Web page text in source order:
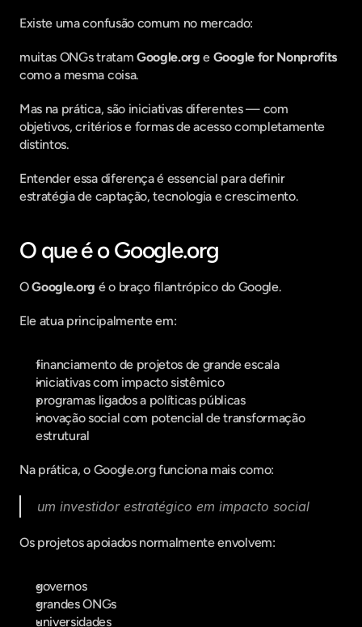
Existe uma confusão comum no mercado:
muitas ONGs tratam Google.org e Google for Nonprofits
como a mesma coisa.
Mas na prática, são iniciativas diferentes — com
objetivos, critérios e formas de acesso completamente
distintos.
Entender essa diferença é essencial para definir
estratégia de captação, tecnologia e crescimento.
O que é o Google.org
O Google.org é o braço filantrópico do Google.
Ele atua principalmente em:
financiamento de projetos de grande escala
iniciativas com impacto sistêmico
programas ligados a políticas públicas
inovação social com potencial de transformação
estrutural
Na prática, o Google.org funciona mais como:
um investidor estratégico em impacto social
Os projetos apoiados normalmente envolvem:
governos
grandes ONGs
universidades